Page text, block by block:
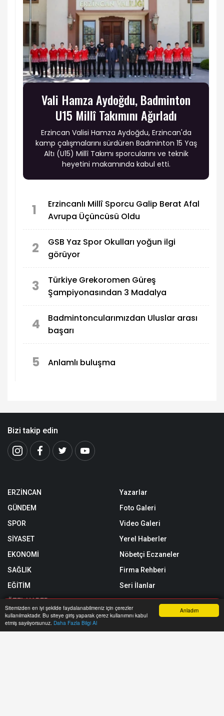
Anladım
Sitemizden en iyi şekilde faydalanabilmeniz için çerezler
kullanılmaktadır. Bu siteye giriş yaparak çerez kullanımını kabul
etmiş sayılıyorsunuz. Daha Fazla Bilgi Al
Vali Hamza Aydoğdu, Badminton
U15 Millî Takımını Ağırladı
Erzincan Valisi Hamza Aydoğdu, Erzincan'da
kamp çalışmalarını sürdüren Badminton 15 Yaş
Altı (U15) Millî Takımı sporcularını ve teknik
heyetini makamında kabul etti.
1
Erzincanlı Millî Sporcu Galip Berat Afal
Avrupa Üçüncüsü Oldu
2
GSB Yaz Spor Okulları yoğun ilgi
görüyor
3
Türkiye Grekoromen Güreş
Şampiyonasından 3 Madalya
4
Badmintoncularımızdan Uluslar arası
başarı
5 Anlamlı buluşma
Bizi takip edin
ERZİNCAN
GÜNDEM
SPOR
SİYASET
EKONOMİ
SAĞLIK
EĞİTİM
ÖZEL HABER
SİZİNLE BAŞBAŞA
Yazarlar
Foto Galeri
Video Galeri
Yerel Haberler
Nöbetçi Eczaneler
Firma Rehberi
Seri İlanlar
Anasayfa Yazarlar Haber Ara İhbar Hattı Menu